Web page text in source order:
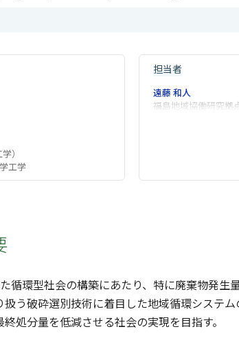
）
工学
担当者
遠藤 和人
福島地域協働研究拠
循環型社会の構築にあたり、特に廃棄物発
扱う破砕選別技術に着目した地域循環システ
処分量を低減させる社会の実現を目指す。